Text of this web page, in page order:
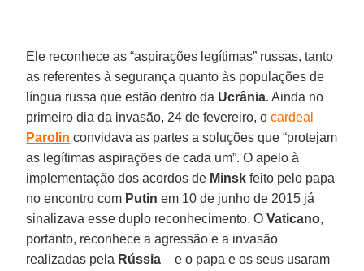
Ele reconhece as “aspirações legítimas” russas, tanto
as referentes à segurança quanto às populações de
língua russa que estão dentro da Ucrânia. Ainda no
primeiro dia da invasão, 24 de fevereiro, ocardeal
Parolin convidava as partes a soluções que “protejam
as legítimas aspirações de cada um”. O apelo à
implementação dos acordos de Minsk feito pelo papa
no encontro com Putin em 10 de junho de 2015 já
sinalizava esse duplo reconhecimento. OVaticano,
portanto, reconhece a agressão e a invasão
realizadas pela Rússia – e o papa e os seus usaram